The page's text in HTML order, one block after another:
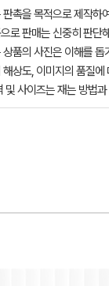
판촉을 목적으로 제작하
로 판매는 신중히 판단
상품의 사진은 이해를
상도, 이미지의 품질
및 사이즈는 재는 방법